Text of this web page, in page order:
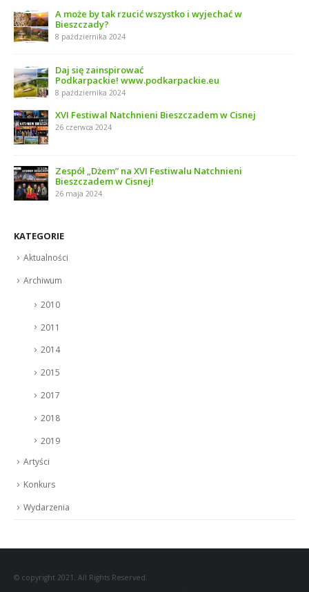
A może by tak rzucić wszystko i wyjechać w
Bieszczady?
8 października 2024
Daj się zainspirować
Podkarpackie! www.podkarpackie.eu
8 października 2024
XVI Festiwal Natchnieni Bieszczadem w Cisnej
26 czerwca 2024
Zespół „Dżem” na XVI Festiwalu Natchnieni
Bieszczadem w Cisnej!
26 maja 2024
KATEGORIE
Aktualności
Archiwum
2010
2011
2014
2015
2017
2018
2019
Artyści
Konkurs
Wydarzenia
© copyright 2021. All Rights Reserved.